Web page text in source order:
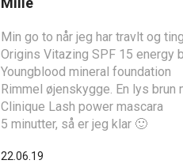
Min go to når jeg har travlt og
Origins Vitazing SPF 15 energy
Youngblood mineral foundation
Rimmel øjenskygge. En lys brun
Clinique Lash power mascara
5 minutter, så er jeg klar 🙂
22.06.19